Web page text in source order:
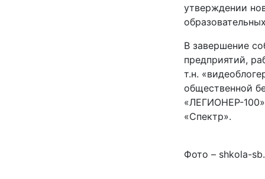
утверждении
В завершение
предприятий,
т.н.
общественной
«ЛЕГИОНЕР-
«Спектр».
Фото – shkola-